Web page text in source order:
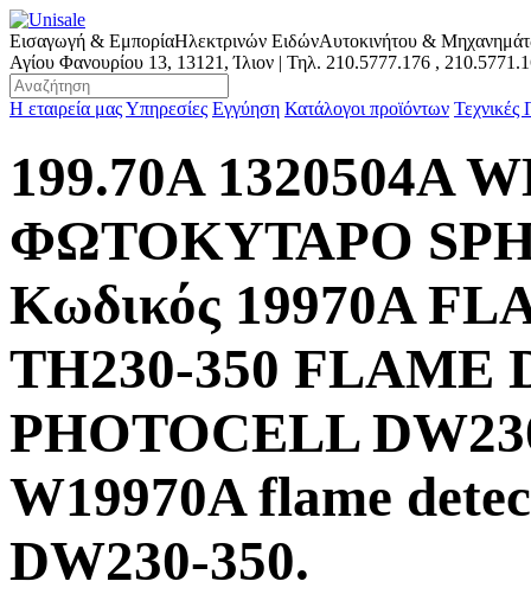
Εισαγωγή & ΕμπορίαΗλεκτρινών ΕιδώνΑυτοκινήτου &
Αγίου Φανουρίου 13, 13121, Ίλιον | Τηλ. 210.5777.176 ,
Η εταιρεία μαςΥπηρεσίες Εγγύηση Κατάλογοι προϊόντων Τεχνικές
199.70A 1320504A
ΦΩΤΟΚΥΤΑΡΟ
Κωδικός 19970A
TH230-350 FLAME
PHOTOCELL
W19970A flame
DW230-350.